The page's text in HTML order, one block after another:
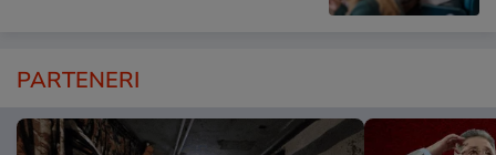
PARTENERI